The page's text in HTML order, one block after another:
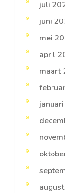
juli
juni
mei
april
maart